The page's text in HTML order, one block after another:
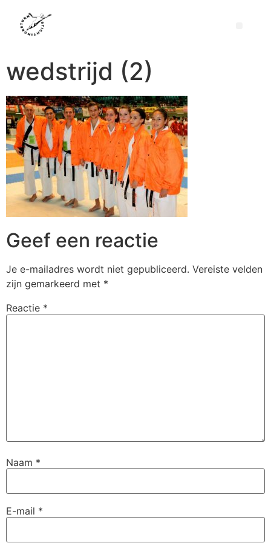
wedstrijd (2)
Geef een reactie
Je e-mailadres wordt niet gepubliceerd. Vereiste velden
zijn gemarkeerd met *
Reactie *
Naam *
E-mail *